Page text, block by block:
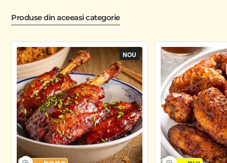
Produse din aceeasi categorie
NOU